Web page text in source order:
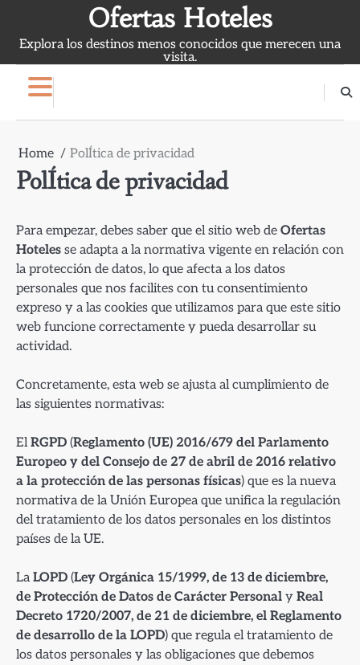
content
Ofertas Hoteles
Explora los destinos menos conocidos que merecen una
visita.
Home PolÍtica de privacidad
PolÍtica de privacidad
Para empezar, debes saber que el sitio web de Ofertas
Hoteles se adapta a la normativa vigente en relación con
la protección de datos, lo que afecta a los datos
personales que nos facilites con tu consentimiento
expreso y a las cookies que utilizamos para que este sitio
web funcione correctamente y pueda desarrollar su
actividad.
Concretamente, esta web se ajusta al cumplimiento de
las siguientes normativas:
ElRGPD (Reglamento (UE) 2016/679 del Parlamento
Europeo y del Consejo de 27 de abril de 2016 relativo
a la protección de las personas físicas) que es la nueva
normativa de la Unión Europea que unifica la regulación
del tratamiento de los datos personales en los distintos
países de la UE.
LaLOPD (Ley Orgánica 15/1999, de 13 de diciembre,
de Protección de Datos de Carácter Personal y Real
Decreto 1720/2007, de 21 de diciembre, el Reglamento
de desarrollo de la LOPD) que regula el tratamiento de
los datos personales y las obligaciones que debemos